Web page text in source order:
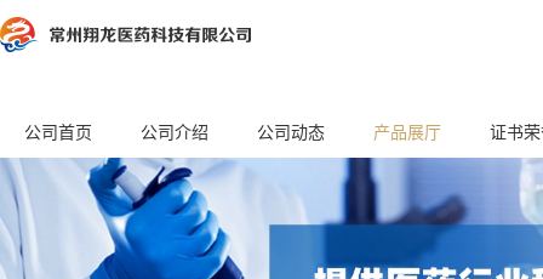
公司首页 公司介绍 公司动态 产品展厅 证书